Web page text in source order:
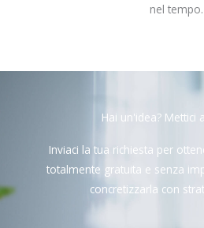
nel tempo.
Hai un'idea? Mettici
Inviaci la tua richiesta per
totalmente gratuita e senza
concretizzarla con